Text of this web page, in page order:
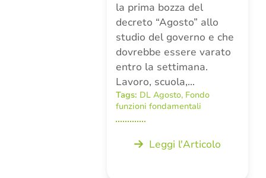
la prima bozza del
decreto “Agosto” allo
studio del governo e che
dovrebbe essere varato
entro la settimana.
Lavoro, scuola,…
Tags: DL Agosto, Fondo
funzioni fondamentali
Leggi l'Articolo